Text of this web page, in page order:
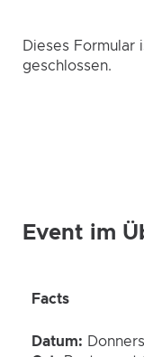
Dieses Formular
geschlossen.
Event im
Facts
Datum: